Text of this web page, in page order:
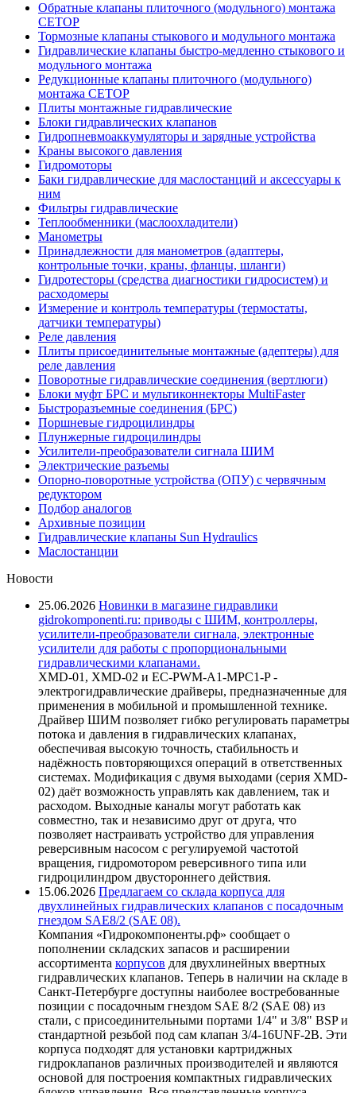
Обратные клапаны плиточного (модульного) монтажа
CETOP
Тормозные клапаны стыкового и модульного монтажа
Гидравлические клапаны быстро-медленно стыкового и
модульного монтажа
Редукционные клапаны плиточного (модульного)
монтажа CETOP
Плиты монтажные гидравлические
Блоки гидравлических клапанов
Гидропневмоаккумуляторы и зарядные устройства
Краны высокого давления
Гидромоторы
Баки гидравлические для маслостанций и аксессуары к
ним
Фильтры гидравлические
Теплообменники (маслоохладители)
Манометры
Принадлежности для манометров (адаптеры,
контрольные точки, краны, фланцы, шланги)
Гидротесторы (средства диагностики гидросистем) и
расходомеры
Измерение и контроль температуры (термостаты,
датчики температуры)
Реле давления
Плиты присоединительные монтажные (адептеры) для
реле давления
Поворотные гидравлические соединения (вертлюги)
Блоки муфт БРС и мультиконнекторы MultiFaster
Быстроразъемные соединения (БРС)
Поршневые гидроцилиндры
Плунжерные гидроцилиндры
Усилители-преобразователи сигнала ШИМ
Электрические разъемы
Опорно-поворотные устройства (ОПУ) с червячным
редуктором
Подбор аналогов
Архивные позиции
Гидравлические клапаны Sun Hydraulics
Маслостанции
Новости
25.06.2026 Новинки в магазине гидравлики
gidrokomponenti.ru: приводы с ШИМ, контроллеры,
усилители-преобразователи сигнала, электронные
усилители для работы с пропорциональными
гидравлическими клапанами.
XMD-01, XMD-02 и EC-PWM-A1-MPC1-P -
электрогидравлические драйверы, предназначенные для
применения в мобильной и промышленной технике.
Драйвер ШИМ позволяет гибко регулировать параметры
потока и давления в гидравлических клапанах,
обеспечивая высокую точность, стабильность и
надёжность повторяющихся операций в ответственных
системах. Модификация с двумя выходами (серия XMD-
02) даёт возможность управлять как давлением, так и
расходом. Выходные каналы могут работать как
совместно, так и независимо друг от друга, что
позволяет настраивать устройство для управления
реверсивным насосом с регулируемой частотой
вращения, гидромотором реверсивного типа или
гидроцилиндром двустороннего действия.
15.06.2026 Предлагаем со склада корпуса для
двухлинейных гидравлических клапанов с посадочным
гнездом SAE8/2 (SAE 08).
Компания «Гидрокомпоненты.рф» сообщает о
пополнении складских запасов и расширении
ассортимента корпусов для двухлинейных ввертных
гидравлических клапанов. Теперь в наличии на складе в
Санкт-Петербурге доступны наиболее востребованные
позиции с посадочным гнездом SAE 8/2 (SAE 08) из
стали, с присоединительными портами 1/4" и 3/8" BSP и
стандартной резьбой под сам клапан 3/4-16UNF-2B. Эти
корпуса подходят для установки картриджных
гидроклапанов различных производителей и являются
основой для построения компактных гидравлических